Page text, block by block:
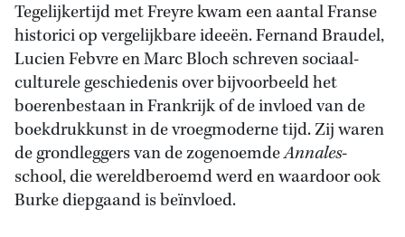
Tegelijkertijd met Freyre kwam een aantal Franse
historici op vergelijkbare ideeën. Fernand Braudel,
Lucien Febvre en Marc Bloch schreven sociaal-
culturele geschiedenis over bijvoorbeeld het
boerenbestaan in Frankrijk of de invloed van de
boekdrukkunst in de vroegmoderne tijd. Zij waren
de grondleggers van de zogenoemdeAnnales-
school, die wereldberoemd werd en waardoor ook
Burke diepgaand is beïnvloed.